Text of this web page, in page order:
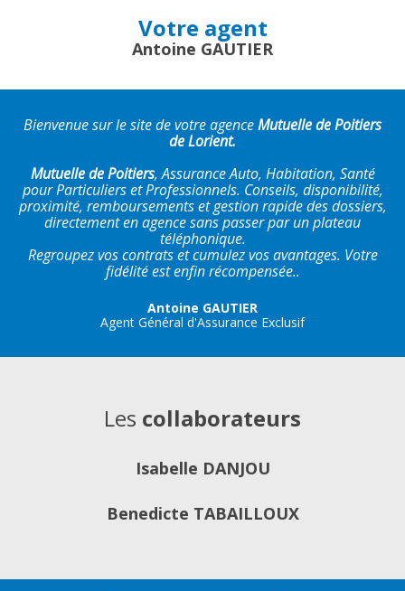
Votre agent
Antoine GAUTIER
Bienvenue sur le site de votre agenceMutuelle de Poitiers
de Lorient.
Mutuelle de Poitiers, Assurance Auto, Habitation, Santé
pour Particuliers et Professionnels. Conseils, disponibilité,
proximité, remboursements et gestion rapide des dossiers,
directement en agence sans passer par un plateau
téléphonique.
Regroupez vos contrats et cumulez vos avantages. Votre
fidélité est enfin récompensée..
Antoine GAUTIER
Agent Général d'Assurance Exclusif
Les collaborateurs
Isabelle DANJOU
Benedicte TABAILLOUX